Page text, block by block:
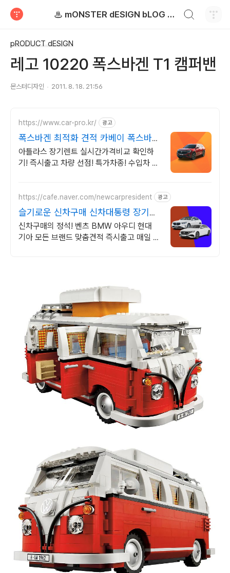
♨ mONSTER dESIGN bLOG - 몬스터디자인 블로그
pRODUCT dESIGN
레고 10220 폭스바겐 T1 캠퍼밴
몬스터디자인 2011. 8. 18. 21:56
https://www.car-pro.kr/ 광고
폭스바겐 최적화 견적 카베이 폭스바겐
특가차량 무료견적
아틀라스 장기렌트 실시간가격비교 확인하
기! 즉시출고 차량 선점! 특가차종! 수입차 최
https://cafe.naver.com/newcarpresident 광고
슬기로운 신차구매 신차대통령 장기렌
트 리스 저렴한 견적
신차구매의 정석! 벤츠 BMW 아우디 현대
기아 모든 브랜드 맞춤견적 즉시출고 매일 즉